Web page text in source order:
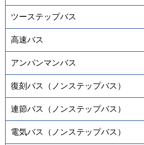
ツーステップバス
高速バス
アンパンマンバス
復刻バス（ノンステップバス）
連節バス（ノンステップバス）
電気バス（ノンステップバス）